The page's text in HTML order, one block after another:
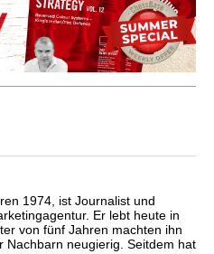
1974, ist Journalist und
Er lebt heute in
von fünf Jahren machten ihn
Nachbarn neugierig. Seitdem hat